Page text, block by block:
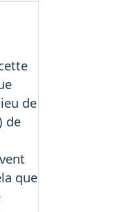
de
de
que